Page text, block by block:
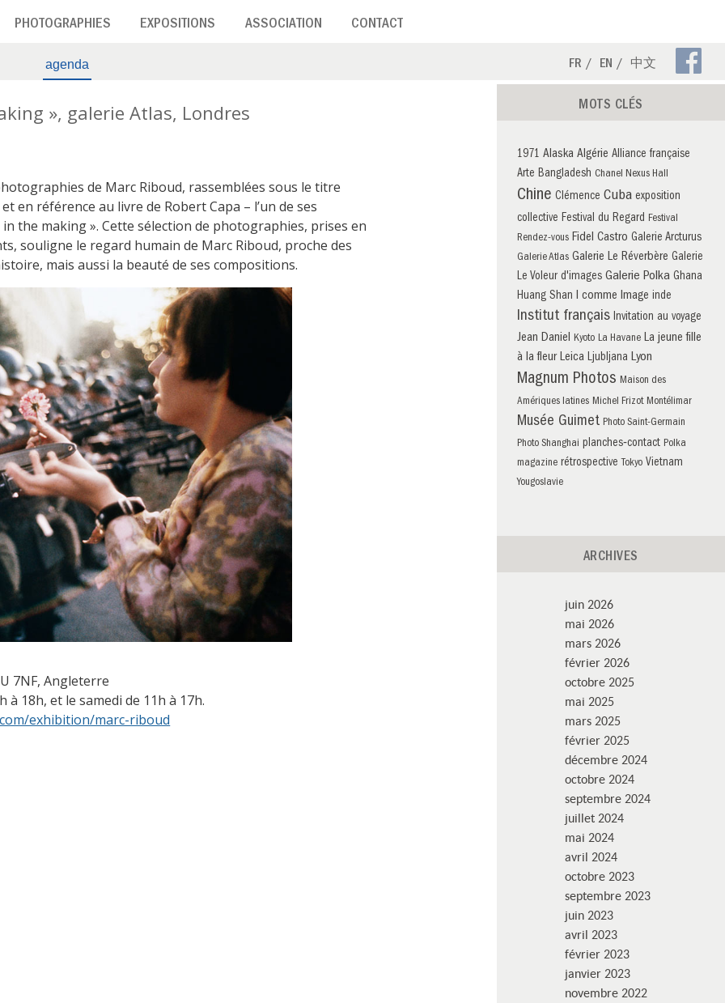
PHOTOGRAPHIES EXPOSITIONS ASSOCIATION CONTACT
agenda FR EN 中文
», galerie Atlas, Londres
de Marc Riboud, rassemblées sous le titre
en référence au livre de Robert Capa – l’un de ses
the making ». Cette sélection de photographies, prises en
souligne le regard humain de Marc Riboud, proche des
mais aussi la beauté de ses compositions.
7NF, Angleterre
18h, et le samedi de 11h à 17h.
exhibition/marc-riboud
MOTS CLÉS
1971 Alaska Algérie Alliance française
Arte Bangladesh Chanel Nexus Hall
Chine Clémence Cuba exposition
collective Festival du Regard Festival
Rendez-vous Fidel Castro Galerie Arcturus
Galerie Atlas Galerie Le Réverbère Galerie
Le Voleur d'images Galerie Polka Ghana
Huang Shan I comme Image inde
Institut français Invitation au voyage
Jean Daniel Kyoto La Havane La jeune fille
à la fleur Leica Ljubljana Lyon
Magnum Photos Maison des
Amériques latines Michel Frizot Montélimar
Musée Guimet Photo Saint-Germain
Photo Shanghai planches‑contact Polka
magazine rétrospective Tokyo Vietnam
Yougoslavie
ARCHIVES
juin 2026
mai 2026
mars 2026
février 2026
octobre 2025
mai 2025
mars 2025
février 2025
décembre 2024
octobre 2024
septembre 2024
juillet 2024
mai 2024
avril 2024
octobre 2023
septembre 2023
juin 2023
avril 2023
février 2023
janvier 2023
novembre 2022